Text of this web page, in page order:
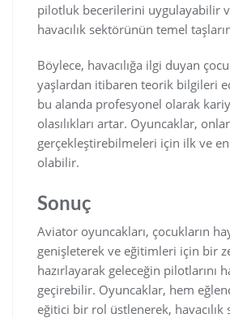
pilotluk becerilerini uygulayabilir
havacılık sektörünün temel
Böylece, havacılığa ilgi duyan
yaşlardan itibaren teorik bilgileri
bu alanda profesyonel olarak
olasılıkları artar. Oyuncaklar,
gerçekleştirebilmeleri için ilk ve
olabilir.
Sonuç
Aviator oyuncakları, çocukların
genişleterek ve eğitimleri için bir
hazırlayarak geleceğin pilotlarını
geçirebilir. Oyuncaklar, hem
eğitici bir rol üstlenerek, havacılık